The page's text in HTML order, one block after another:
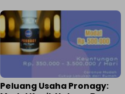
Peluang Usaha Pronagy: